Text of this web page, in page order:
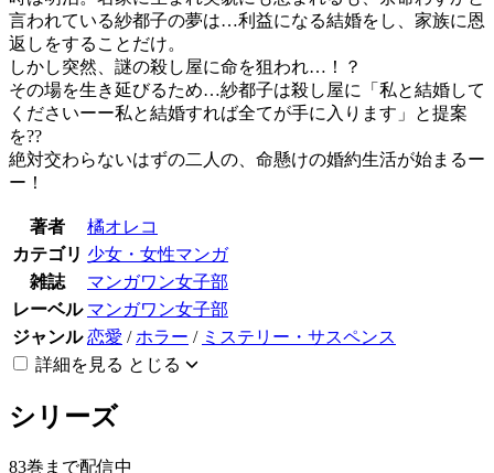
言われている紗都子の夢は…利益になる結婚をし、家族に恩
返しをすることだけ。
しかし突然、謎の殺し屋に命を狙われ…！？
その場を生き延びるため…紗都子は殺し屋に「私と結婚して
くださいーー私と結婚すれば全てが手に入ります」と提案
を??
絶対交わらないはずの二人の、命懸けの婚約生活が始まるー
ー！
著者
橘オレコ
カテゴリ 少女・女性マンガ
雑誌
マンガワン女子部
レーベル マンガワン女子部
ジャンル 恋愛 / ホラー / ミステリー・サスペンス
詳細を見る とじる
シリーズ
83巻まで配信中